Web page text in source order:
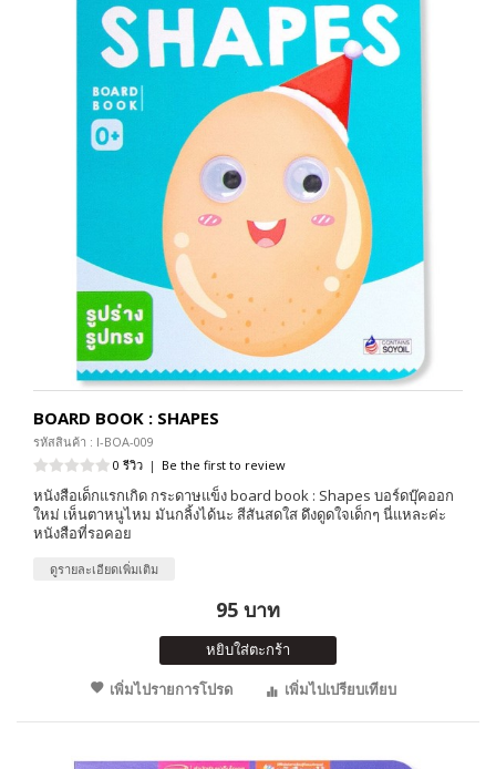
BOARD BOOK : SHAPES
รหัสสินค้า : I-BOA-009
0 รีวิว | Be the first to review
หนังสือเด็กแรกเกิด กระดาษแข็ง board book : Shapes บอร์ดบุ๊คออก
ใหม่ เห็นตาหนูไหม มันกลิ้งได้นะ สีสันสดใส ดึงดูดใจเด็กๆ นี่แหละค่ะ
หนังสือที่รอคอย
ดูรายละเอียดเพิ่มเติม
95 บาท
หยิบใส่ตะกร้า
เพิ่มไปรายการโปรด
เพิ่มไปเปรียบเทียบ